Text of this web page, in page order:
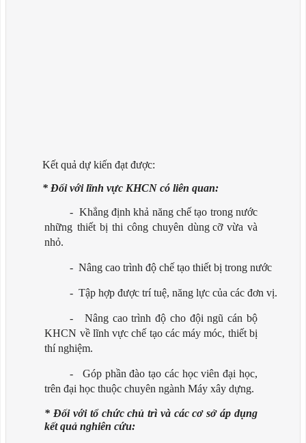
Kết quả dự kiến đạt được:
* Đối với lĩnh vực KHCN có liên quan:
- Khẳng định khả năng chế tạo trong nước
những thiết bị thi công chuyên dùng cỡ vừa và
nhỏ.
- Nâng cao trình độ chế tạo thiết bị trong nước
- Tập hợp được trí tuệ, năng lực của các đơn vị.
-
Nâng cao trình độ cho đội ngũ cán bộ
KHCN về lĩnh vực chế tạo các máy móc, thiết bị
thí nghiệm.
-
Góp phần đào tạo các học viên đại học,
trên đại học thuộc chuyên ngành Máy xây dựng.
* Đối với tổ chức chủ trì và các cơ sở áp dụng
kết quả nghiên cứu: